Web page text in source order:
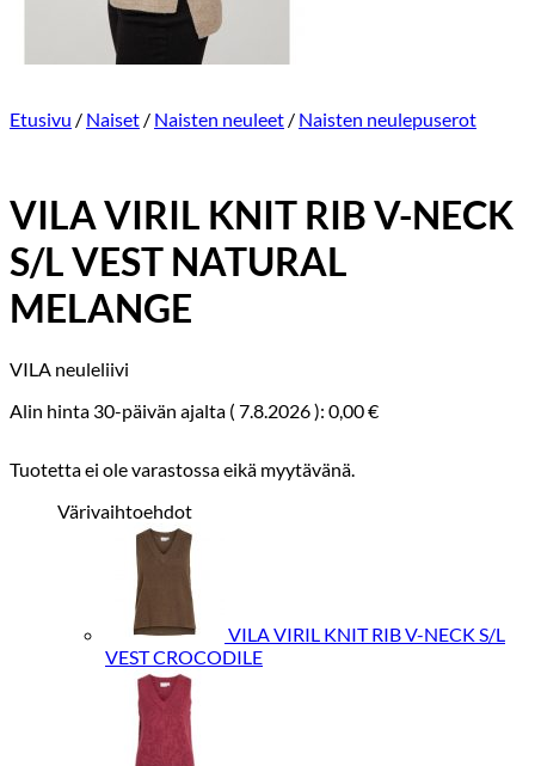
Etusivu / Naiset / Naisten neuleet / Naisten neulepuserot
VILA VIRIL KNIT RIB V-NECK
S/L VEST NATURAL
MELANGE
VILA neuleliivi
Alin hinta 30-päivän ajalta ( 7.8.2026): 0,00€
Tuotetta ei ole varastossa eikä myytävänä.
Värivaihtoehdot
VILA VIRIL KNIT RIB V-NECK S/L
VEST CROCODILE